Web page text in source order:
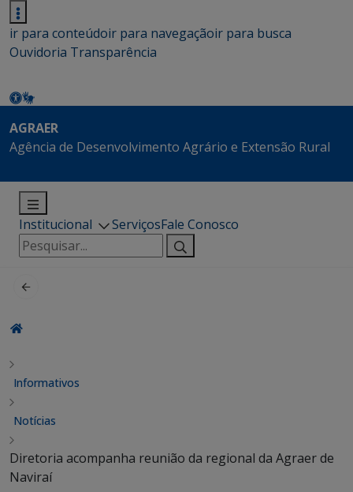
ir para conteúdoir para navegaçãoir para busca
Ouvidoria Transparência
AGRAER
Agência de Desenvolvimento Agrário e Extensão Rural
Institucional ServiçosFale Conosco
Pesquisar
por:
Informativos
Notícias
Diretoria acompanha reunião da regional da Agraer de
Naviraí